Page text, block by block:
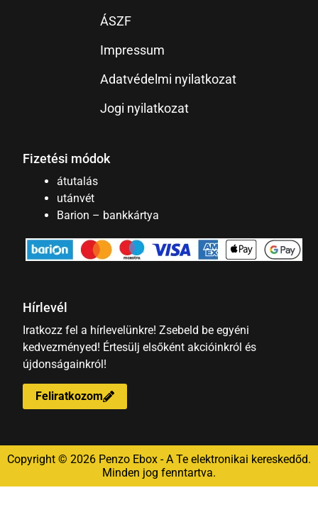
ÁSZF
Impressum
Adatvédelmi nyilatkozat
Jogi nyilatkozat
Fizetési módok
átutalás
utánvét
Barion – bankkártya
Hírlevél
Iratkozz fel a hírlevelünkre! Zsebeld be egyéni
kedvezményed! Értesülj elsőként akcióinkról és
újdonságainkról!
Feliratkozom
Copyright © 2026 Penzo Ebox - A Te elektronikai kereskedőd.
Minden jog fenntartva.